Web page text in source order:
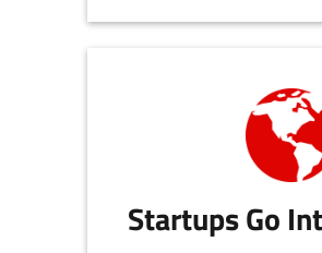
Startups Go